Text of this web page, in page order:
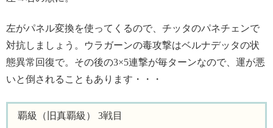
左がパネル変換を使ってくるので、チッタのパネチェンで
対抗しましょう。ウラガーンの毒攻撃はベルナデッタの状
態異常回復で。その後の3×5連撃が毎ターンなので、運が悪
いと倒されることもあります・・・
覇級（旧真覇級） 3戦目